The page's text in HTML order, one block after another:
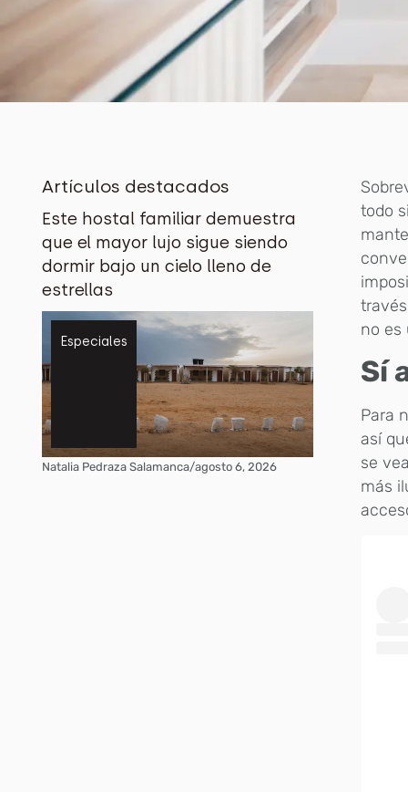
Artículos destacados
Este hostal familiar demuestra
que el mayor lujo sigue siendo
dormir bajo un cielo lleno de
estrellas
Especiales
Natalia Pedraza Salamanca/agosto 6, 2026
todo
no es
Sí
Para
así
se
más